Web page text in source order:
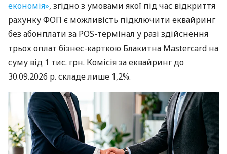
економія», згідно з умовами якої під час відкриття
рахунку ФОП є можливість підключити еквайринг
без абонплати за POS-термінал у разі здійснення
трьох оплат бізнес-карткою Блакитна Mastercard на
суму від 1 тис. грн. Комісія за еквайринг до
30.09.2026 р. складе лише 1,2%.